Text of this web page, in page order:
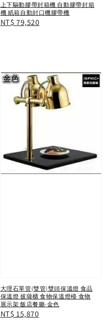
上下驅動膠帶封箱機 自動膠帶封箱
機 紙箱自動封口機膠帶機
Regular
NT$ 79,520
大理石單管(雙管)雙頭保溫燈 食品
保溫燈 披薩櫃 食物保溫燈檯 食物
展示架 飯店餐廳-金色
Regular
NT$ 15,870